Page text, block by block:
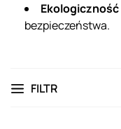
Ekologiczność
bezpieczeństwa.
FILTR